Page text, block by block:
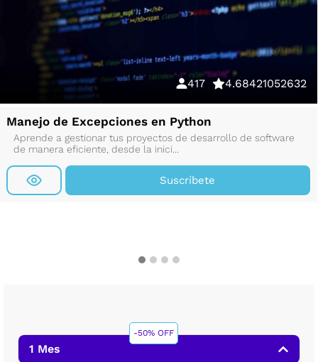
417 4.68421052632
Manejo de Excepciones en Python
Aprende a gestionar tus proyectos de desarrollo de software
de manera eficiente, desde la inici...
Suscríbete
-50% OFF
1 Mes